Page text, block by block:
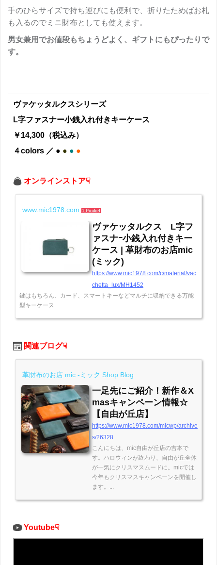
手のひらサイズで持ち運びにも便利で、折りたためばお札
も入るのでミニ財布としても使えます。
男女兼用でお値段もちょうどよく、ギフトにもぴったりで
す。
ヴァケッタルクスシリーズ
L字ファスナー小銭入れ付きキーケース
￥14,300（税込み）
４colors ／ ● ● ● ●
オンラインストア☟
www.mic1978.com 1 Pocket
ヴァケッタルクス L字フ
ァスナｰ小銭入れ付きキー
ケース | 革財布のお店mic
(ミック)
https://www.mic1978.com/c/material/vac
chetta_lux/MH1452
鍵はもちろん、カード、スマートキーなどマルチに収納できる万能
型キーケース
関連ブログ☟
革財布のお店 mic -ミック Shop Blog
一足先にご紹介！新作＆X
masキャンペーン情報☆
【自由が丘店】
https://www.mic1978.com/micwp/archive
s/26328
こんにちは、mic自由が丘店の吉本で
す。ハロウィンが終わり、自由が丘全体
が一気にクリスマスムードに。micでは
今年もクリスマスキャンペーンを開催し
ます。...
Youtube☟